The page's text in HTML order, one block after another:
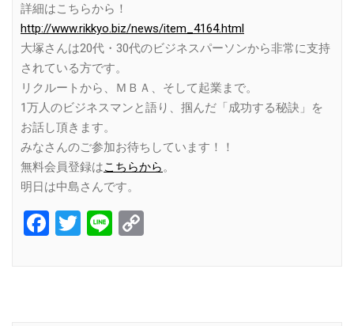
詳細はこちらから！
http://www.rikkyo.biz/news/item_4164.html
大塚さんは20代・30代のビジネスパーソンから非常に支持
されている方です。
リクルートから、ＭＢＡ、そして起業まで。
1万人のビジネスマンと語り、掴んだ「成功する秘訣」を
お話し頂きます。
みなさんのご参加お待ちしています！！
無料会員登録はこちらから。
明日は中島さんです。
Facebook
Twitter
Line